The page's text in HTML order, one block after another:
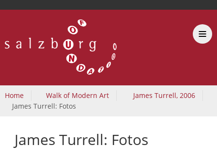
Home Walk of Modern Art
James Turrell, 2006
James Turrell: Fotos
James Turrell: Fotos